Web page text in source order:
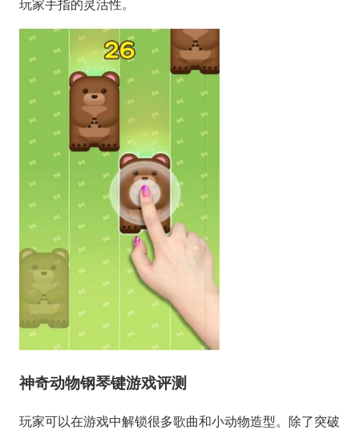
玩家手指的灵活性。
神奇动物钢琴键游戏评测
玩家可以在游戏中解锁很多歌曲和小动物造型。除了突破